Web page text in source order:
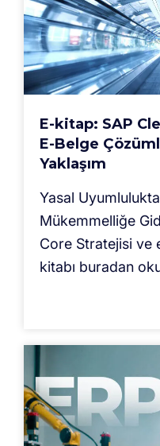
E-kitap: SAP
E-Belge
Yaklaşım
Yasal
Mükemmelliğe
Core Stratejisi ve
kitabı buradan